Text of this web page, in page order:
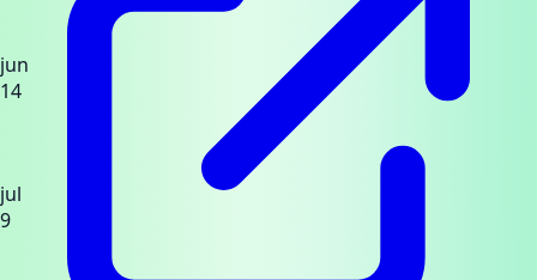
jun
14
jul
9